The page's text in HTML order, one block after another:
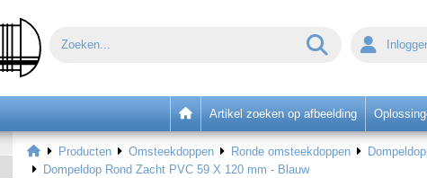
Artikel zoeken op afbeelding
Producten Omsteekdoppen Ronde omsteekdoppen
Dompeldop Rond Zacht PVC 59 X 120 mm - Blauw